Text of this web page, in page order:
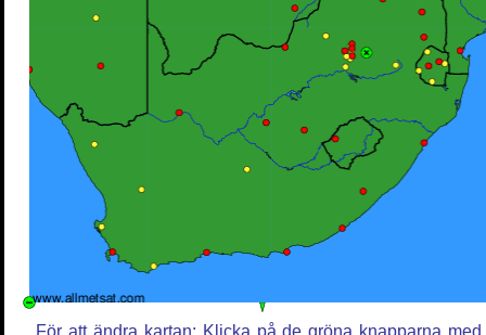
För att ändra kartan: Klicka på de gröna knapparna med